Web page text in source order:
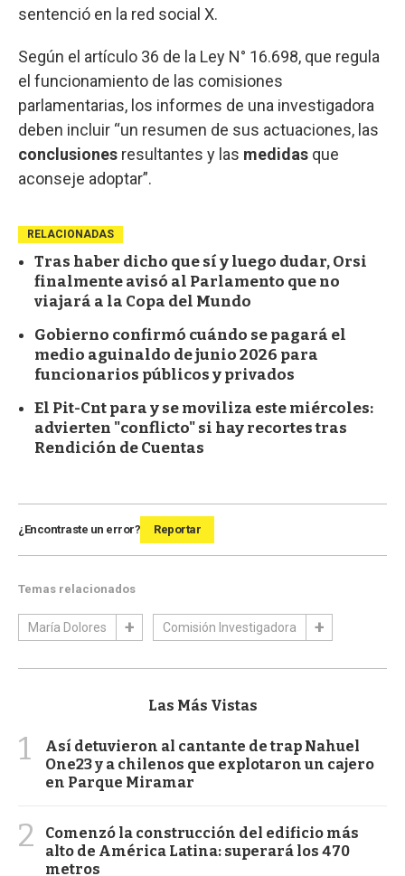
sentenció en la red social X.
Según el artículo 36 de la Ley N° 16.698, que regula
el funcionamiento de las comisiones
parlamentarias, los informes de una investigadora
deben incluir “un resumen de sus actuaciones, las
conclusiones resultantes y las medidas que
aconseje adoptar”.
RELACIONADAS
Tras haber dicho que sí y luego dudar, Orsi
finalmente avisó al Parlamento que no
viajará a la Copa del Mundo
Gobierno confirmó cuándo se pagará el
medio aguinaldo de junio 2026 para
funcionarios públicos y privados
El Pit-Cnt para y se moviliza este miércoles:
advierten "conflicto" si hay recortes tras
Rendición de Cuentas
¿Encontraste un error? Reportar
Temas relacionados
María Dolores Comisión Investigadora
Las Más Vistas
1
Así detuvieron al cantante de trap Nahuel
One23 y a chilenos que explotaron un cajero
en Parque Miramar
2
Comenzó la construcción del edificio más
alto de América Latina: superará los 470
metros